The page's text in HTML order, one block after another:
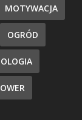
MOTYWACJA
OGRÓD